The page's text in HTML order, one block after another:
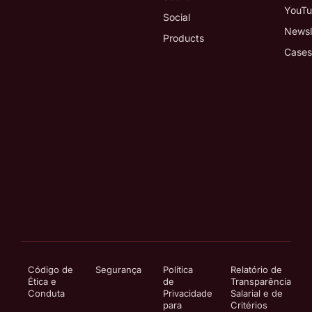
Social
Products
Cases
Código de
Ética e
Conduta
Segurança
Política
de
Privacidade
para
Relatório de
Transparência
Salarial e de
Critérios